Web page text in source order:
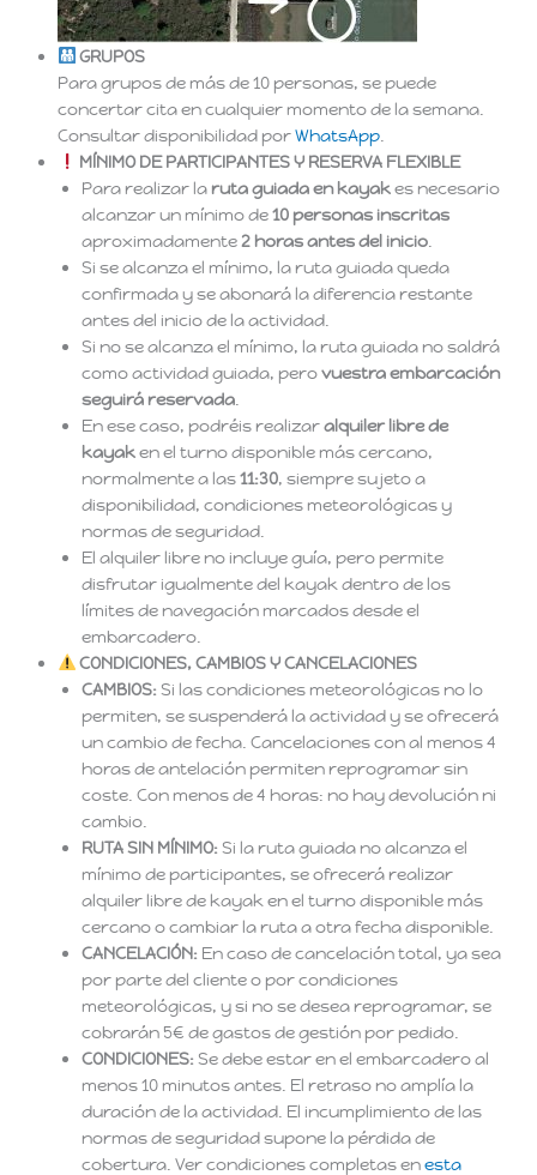
GRUPOS
Para grupos de más de 10 personas, se puede
concertar cita en cualquier momento de la semana.
Consultar disponibilidad porWhatsApp.
MÍNIMO DE PARTICIPANTES Y RESERVA FLEXIBLE
Para realizar la ruta guiada en kayakes necesario
alcanzar un mínimo de10 personas inscritas
aproximadamente2 horas antes del inicio
Si se alcanza el mínimo, la ruta guiada queda
confirmada y se abonará la diferencia restante
antes del inicio de la actividad.
Si no se alcanza el mínimo, la ruta guiada no saldrá
como actividad guiada, perovuestra embarcación
seguirá reservada
En ese caso, podréis realizaralquiler libre de
kayaken el turno disponible más cercano,
normalmente a las11:30, siempre sujeto a
disponibilidad, condiciones meteorológicas y
normas de seguridad.
El alquiler libre no incluye guía, pero permite
disfrutar igualmente del kayak dentro de los
límites de navegación marcados desde el
embarcadero.
CONDICIONES, CAMBIOS Y CANCELACIONES
CAMBIOS: Si las condiciones meteorológicas no lo
permiten, se suspenderá la actividad y se ofrecerá
un cambio de fecha. Cancelaciones con al menos 4
horas de antelación permiten reprogramar sin
coste. Con menos de 4 horas: no hay devolución ni
cambio.
RUTA SIN MÍNIMO: Si la ruta guiada no alcanza el
mínimo de participantes, se ofrecerá realizar
alquiler libre de kayak en el turno disponible más
cercano o cambiar la ruta a otra fecha disponible.
CANCELACIÓN: En caso de cancelación total, ya sea
por parte del cliente o por condiciones
meteorológicas, y si no se desea reprogramar, se
cobrarán 5€ de gastos de gestión por pedido.
CONDICIONES: Se debe estar en el embarcadero al
menos 10 minutos antes. El retraso no amplía la
duración de la actividad. El incumplimiento de las
normas de seguridad supone la pérdida de
cobertura. Ver condiciones completas enesta